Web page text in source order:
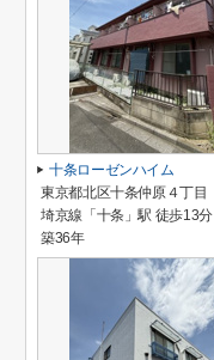
十条ローゼンハイム
東京都北区十条仲原４丁目
埼京線「十条」駅 徒歩13分
築36年